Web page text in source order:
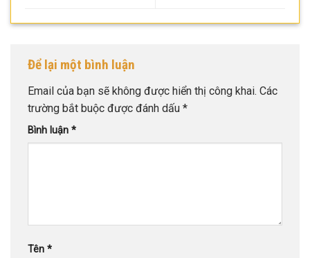
Để lại một bình luận
Email của bạn sẽ không được hiển thị công khai. Các
trường bắt buộc được đánh dấu *
Bình luận *
Tên *